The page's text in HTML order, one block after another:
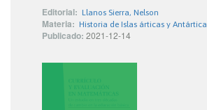
Editorial: Llanos Sierra, Nelson
Materia: Historia de Islas árticas y Antártica
Publicado: 2021-12-14